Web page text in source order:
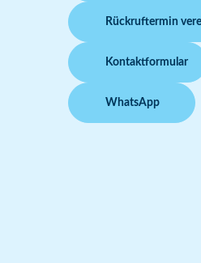
Rückruftermin
Kontaktformular
WhatsApp